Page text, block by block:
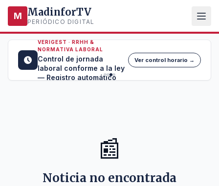
M MadinforTV
PERIÓDICO DIGITAL
VERIGEST · RRHH &
NORMATIVA LABORAL
Control de jornada
laboral conforme a la ley
— Registro automático
Ver control horario →
📰
Noticia no encontrada